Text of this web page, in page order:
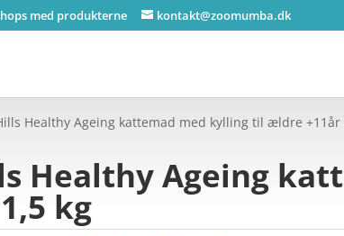
med produkterne kontakt@zoomumba.dk
Healthy Ageing kattemad med kylling til ældre +11år
Healthy Ageing
kg